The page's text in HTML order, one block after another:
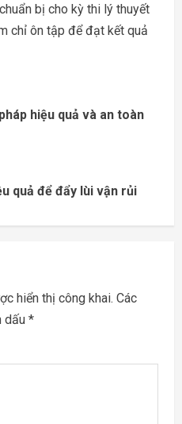
bị cho kỳ thi lý thuyết
chỉ ôn tập để đạt kết quả
hiệu quả và an toàn
quả để đẩy lùi vận rủi
hiển thị công khai. Các
dấu *